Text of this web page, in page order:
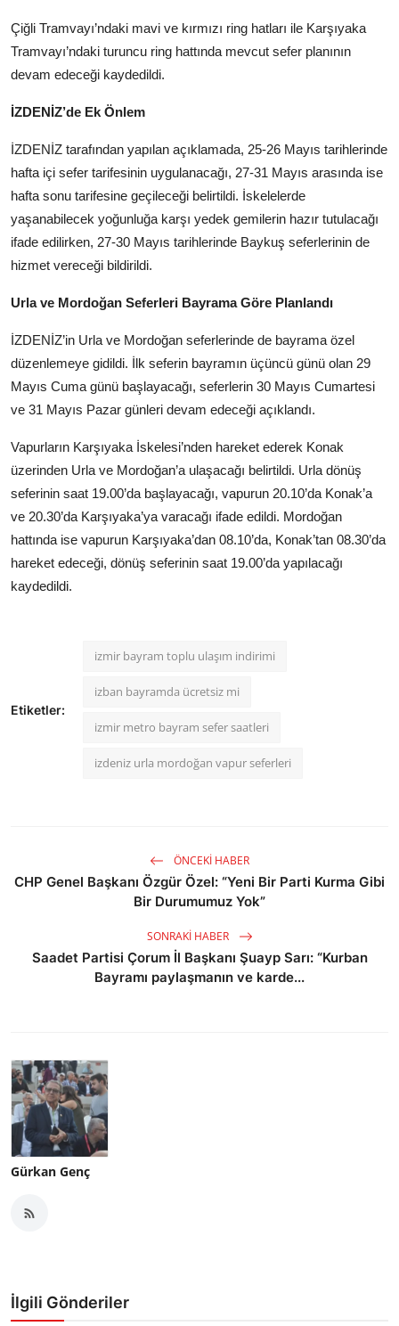
Çiğli Tramvayı’ndaki mavi ve kırmızı ring hatları ile Karşıyaka
Tramvayı’ndaki turuncu ring hattında mevcut sefer planının
devam edeceği kaydedildi.
İZDENİZ’de Ek Önlem
İZDENİZ tarafından yapılan açıklamada, 25-26 Mayıs tarihlerinde
hafta içi sefer tarifesinin uygulanacağı, 27-31 Mayıs arasında ise
hafta sonu tarifesine geçileceği belirtildi. İskelelerde
yaşanabilecek yoğunluğa karşı yedek gemilerin hazır tutulacağı
ifade edilirken, 27-30 Mayıs tarihlerinde Baykuş seferlerinin de
hizmet vereceği bildirildi.
Urla ve Mordoğan Seferleri Bayrama Göre Planlandı
İZDENİZ’in Urla ve Mordoğan seferlerinde de bayrama özel
düzenlemeye gidildi. İlk seferin bayramın üçüncü günü olan 29
Mayıs Cuma günü başlayacağı, seferlerin 30 Mayıs Cumartesi
ve 31 Mayıs Pazar günleri devam edeceği açıklandı.
Vapurların Karşıyaka İskelesi’nden hareket ederek Konak
üzerinden Urla ve Mordoğan’a ulaşacağı belirtildi. Urla dönüş
seferinin saat 19.00’da başlayacağı, vapurun 20.10’da Konak’a
ve 20.30’da Karşıyaka’ya varacağı ifade edildi. Mordoğan
hattında ise vapurun Karşıyaka’dan 08.10’da, Konak’tan 08.30’da
hareket edeceği, dönüş seferinin saat 19.00’da yapılacağı
kaydedildi.
Etiketler:
izmir bayram toplu ulaşım indirimi
izban bayramda ücretsiz mi
izmir metro bayram sefer saatleri
izdeniz urla mordoğan vapur seferleri
ÖNCEKI HABER
CHP Genel Başkanı Özgür Özel: “Yeni Bir Parti Kurma Gibi
Bir Durumumuz Yok”
SONRAKI HABER
Saadet Partisi Çorum İl Başkanı Şuayp Sarı: “Kurban
Bayramı paylaşmanın ve karde...
Gürkan Genç
İlgili Gönderiler